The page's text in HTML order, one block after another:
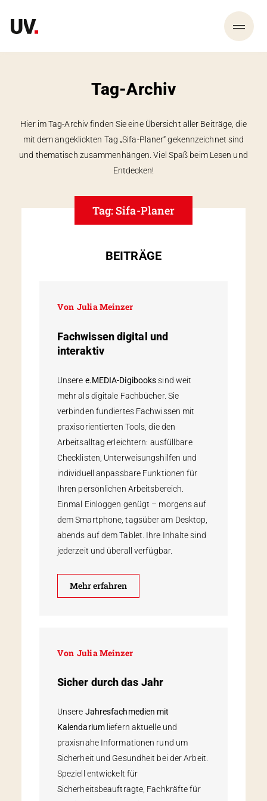
Tag-Archiv
Hier im Tag-Archiv finden Sie eine Übersicht aller Beiträge, die
mit dem angeklickten Tag „Sifa-Planer“ gekennzeichnet sind
und thematisch zusammen­hängen. Viel Spaß beim Lesen und
Entdecken!
Tag: Sifa-Planer
BEITRÄGE
Von Julia Meinzer
Fachwissen digital und
interaktiv
Unsere e.MEDIA-Digibookssind weit
mehr als digitale Fachbücher. Sie
verbinden fundiertes Fachwissen mit
praxisorientierten Tools, die den
Arbeitsalltag erleichtern: ausfüllbare
Checklisten, Unterweisungshilfen und
individuell anpassbare Funktionen für
Ihren persönlichen Arbeitsbereich.
Einmal Einloggen genügt – morgens auf
dem Smartphone, tagsüber am Desktop,
abends auf dem Tablet. Ihre Inhalte sind
jederzeit und überall verfügbar.
Mehr erfahren
Von Julia Meinzer
Sicher durch das Jahr
Unsere Jahresfachmedien mit
Kalendarium liefern aktuelle und
praxisnahe Informationen rund um
Sicherheit und Gesundheit bei der Arbeit.
Speziell entwickelt für
Sicherheitsbeauftragte, Fachkräfte für